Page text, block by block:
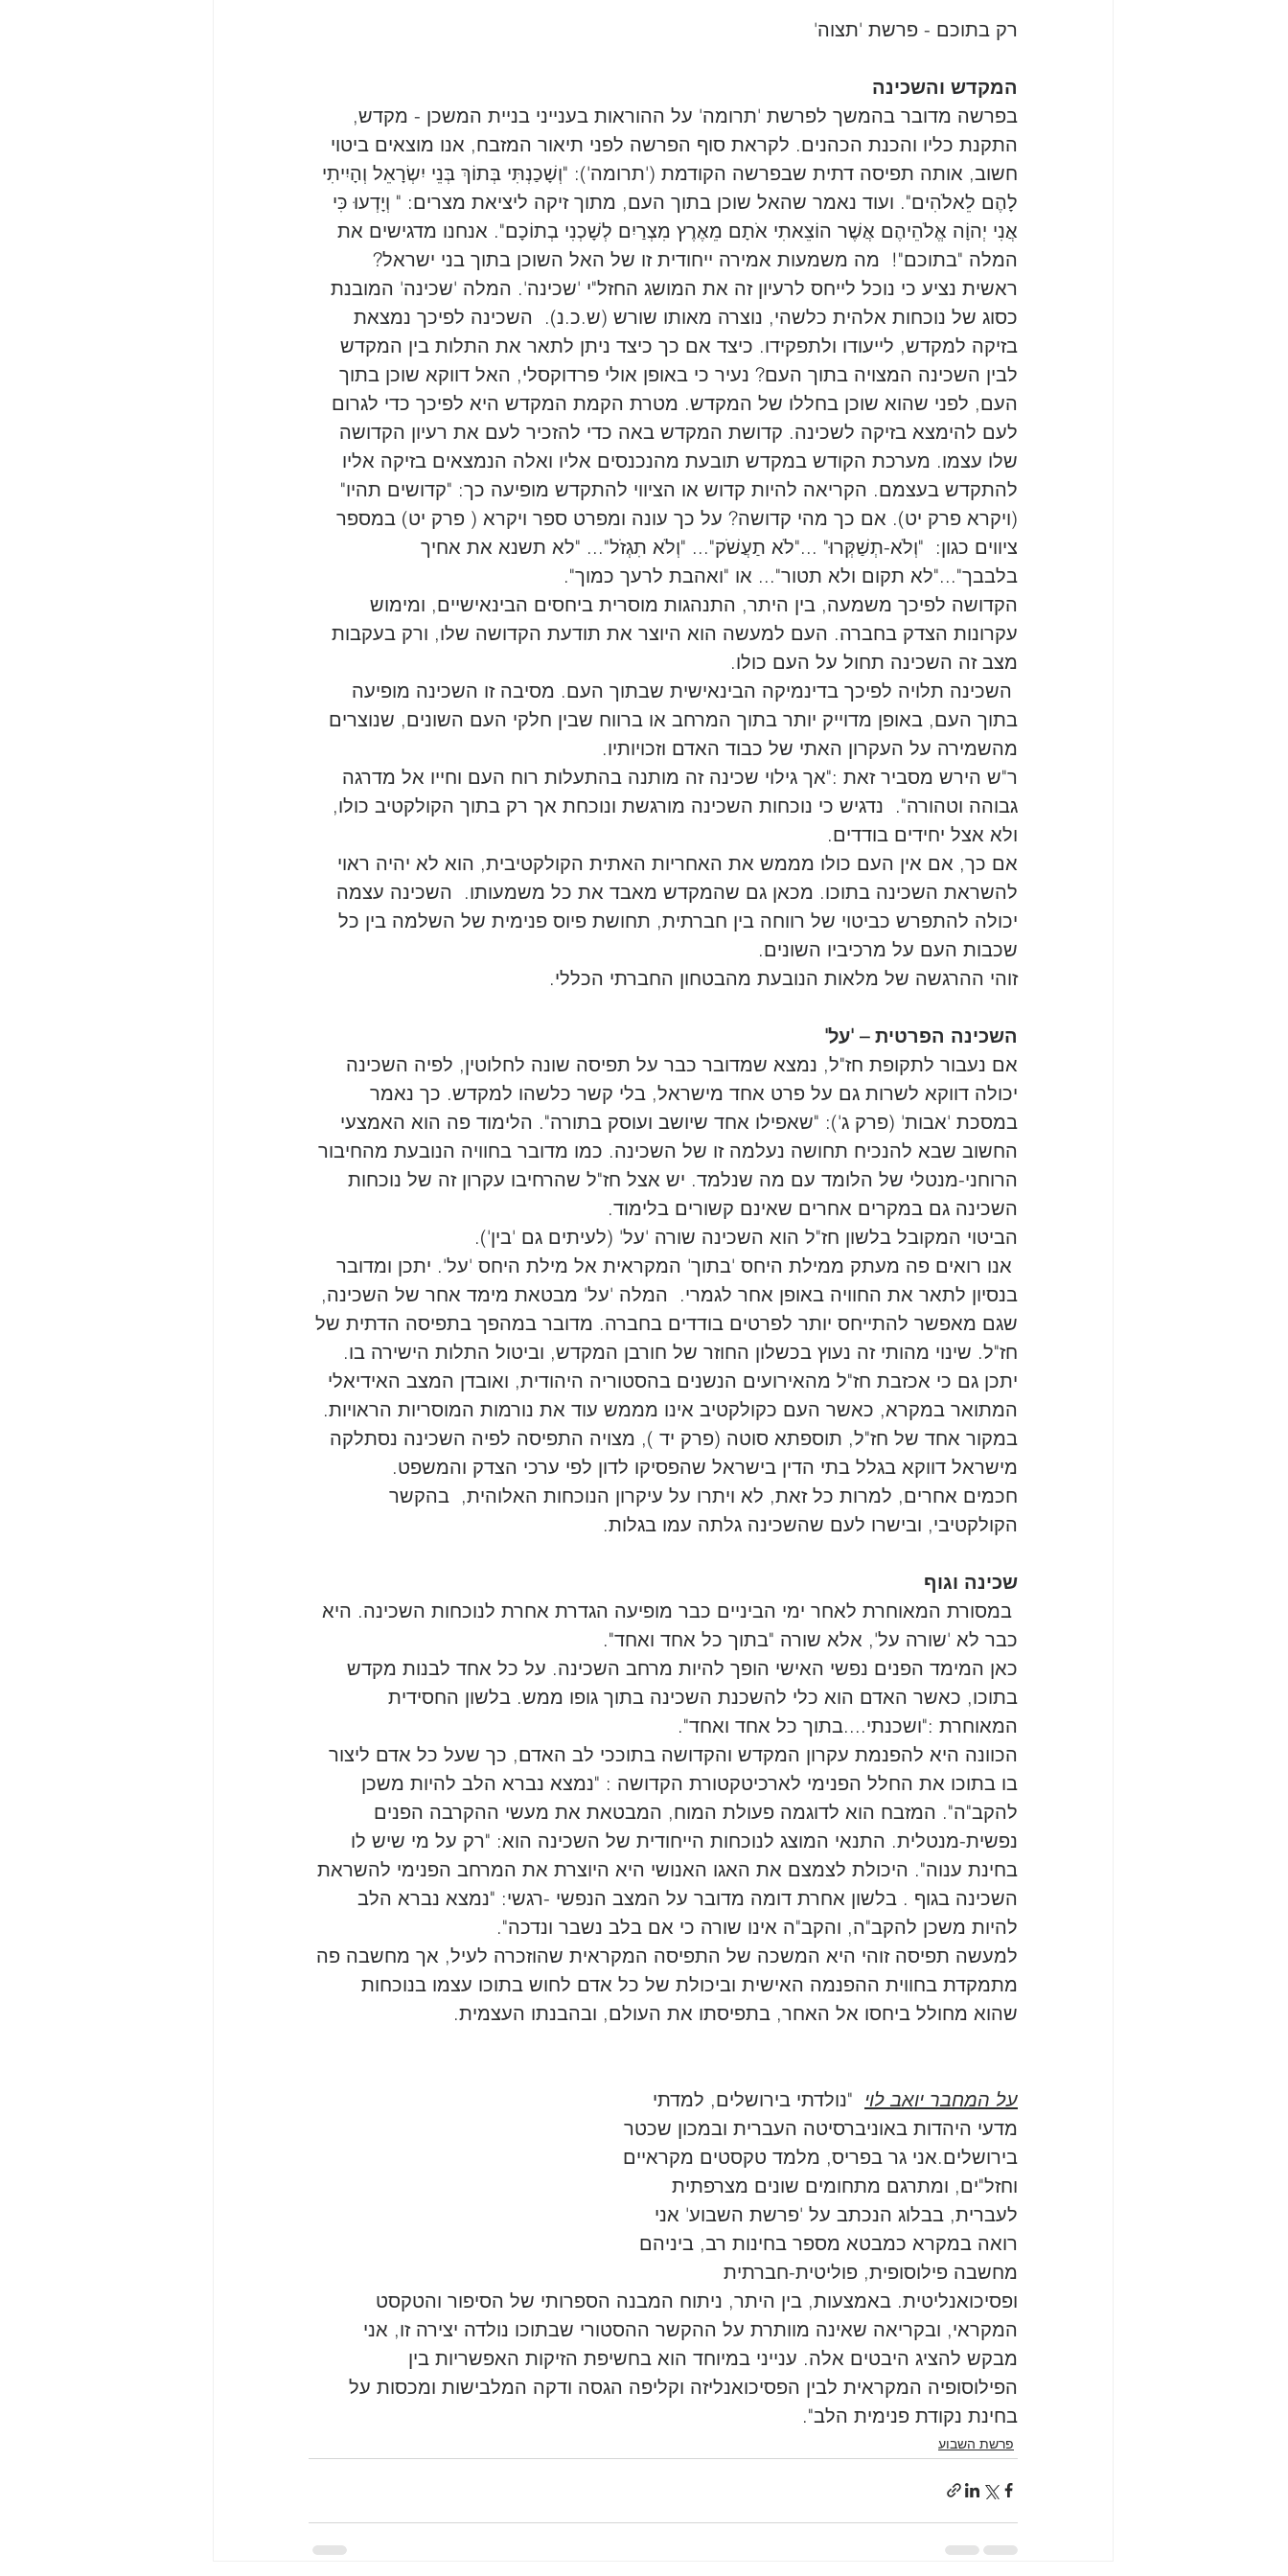
רק בתוכם - פרשת 'תצוה'
המקדש והשכינה
בפרשה מדובר בהמשך לפרשת 'תרומה' על ההוראות בענייני בניית המשכן - מקדש,
התקנת כליו והכנת הכהנים. לקראת סוף הפרשה לפני תיאור המזבח, אנו מוצאים ביטוי
חשוב, אותה תפיסה דתית שבפרשה הקודמת ('תרומה'): "וְשָׁכַנְתִּי בְּתוֹךְ בְּנֵי יִשְׂרָאֵל וְהָיִיתִי
לָהֶם לֵאלֹהִים". ועוד נאמר שהאל שוכן בתוך העם, מתוך זיקה ליציאת מצרים: " וְיָדְעוּ כִּי
אֲנִי יְהוָֹה אֱלֹהֵיהֶם אֲשֶׁר הוֹצֵאתִי אֹתָם מֵאֶרֶץ מִצְרַיִם לְשָׁכְנִי בְתוֹכָם". אנחנו מדגישים את
המלה "בתוכם"!  מה משמעות אמירה ייחודית זו של האל השוכן בתוך בני ישראל?
ראשית נציע כי נוכל לייחס לרעיון זה את המושג החזל"י 'שכינה'. המלה 'שכינה' המובנת
כסוג של נוכחות אלהית כלשהי, נוצרה מאותו שורש (ש.כ.נ).  השכינה לפיכך נמצאת
בזיקה למקדש, לייעודו ולתפקידו. כיצד אם כך כיצד ניתן לתאר את התלות בין המקדש
לבין השכינה המצויה בתוך העם? נעיר כי באופן אולי פרדוקסלי, האל דווקא שוכן בתוך
העם, לפני שהוא שוכן בחללו של המקדש. מטרת הקמת המקדש היא לפיכך כדי לגרום
לעם להימצא בזיקה לשכינה. קדושת המקדש באה כדי להזכיר לעם את רעיון הקדושה
שלו עצמו. מערכת הקודש במקדש תובעת מהנכנסים אליו ואלה הנמצאים בזיקה אליו
להתקדש בעצמם. הקריאה להיות קדוש או הציווי להתקדש מופיעה כך: "קדושים תהיו"
(ויקרא פרק יט). אם כך מהי קדושה? על כך עונה ומפרט ספר ויקרא ( פרק יט) במספר
ציווים כגון:  "וְלֹא-תְשַׁקְּרוּ" ..."לֹא תַעֲשֹׁק"... "וְלֹא תִגְזֹל"... "לא תשנא את אחיך
בלבבך"..."לא תקום ולא תטור"... או "ואהבת לרעך כמוך".
הקדושה לפיכך משמעה, בין היתר, התנהגות מוסרית ביחסים הבינאישיים, ומימוש
עקרונות הצדק בחברה. העם למעשה הוא היוצר את תודעת הקדושה שלו, ורק בעקבות
מצב זה השכינה תחול על העם כולו.
השכינה תלויה לפיכך בדינמיקה הבינאישית שבתוך העם. מסיבה זו השכינה מופיעה
בתוך העם, באופן מדוייק יותר בתוך המרחב או ברווח שבין חלקי העם השונים, שנוצרים
מהשמירה על העקרון האתי של כבוד האדם וזכויותיו.
ר"ש הירש מסביר זאת :"אך גילוי שכינה זה מותנה בהתעלות רוח העם וחייו אל מדרגה
גבוהה וטהורה".  נדגיש כי נוכחות השכינה מורגשת ונוכחת אך רק בתוך הקולקטיב כולו,
ולא אצל יחידים בודדים.
אם כך, אם אין העם כולו מממש את האחריות האתית הקולקטיבית, הוא לא יהיה ראוי
להשראת השכינה בתוכו. מכאן גם שהמקדש מאבד את כל משמעותו.  השכינה עצמה
יכולה להתפרש כביטוי של רווחה בין חברתית, תחושת פיוס פנימית של השלמה בין כל
שכבות העם על מרכיביו השונים.
זוהי ההרגשה של מלאות הנובעת מהבטחון החברתי הכללי.
השכינה הפרטית – 'על'
אם נעבור לתקופת חז"ל, נמצא שמדובר כבר על תפיסה שונה לחלוטין, לפיה השכינה
יכולה דווקא לשרות גם על פרט אחד מישראל, בלי קשר כלשהו למקדש. כך נאמר
במסכת 'אבות' (פרק ג'): "שאפילו אחד שיושב ועוסק בתורה". הלימוד פה הוא האמצעי
החשוב שבא להנכיח תחושה נעלמה זו של השכינה. כמו מדובר בחוויה הנובעת מהחיבור
הרוחני-מנטלי של הלומד עם מה שנלמד. יש אצל חז"ל שהרחיבו עקרון זה של נוכחות
השכינה גם במקרים אחרים שאינם קשורים בלימוד.
הביטוי המקובל בלשון חז"ל הוא השכינה שורה 'על' (לעיתים גם 'בין').
אנו רואים פה מעתק ממילת היחס 'בתוך' המקראית אל מילת היחס 'על'. יתכן ומדובר
בנסיון לתאר את החוויה באופן אחר לגמרי.  המלה 'על' מבטאת מימד אחר של השכינה,
שגם מאפשר להתייחס יותר לפרטים בודדים בחברה. מדובר במהפך בתפיסה הדתית של
חז"ל. שינוי מהותי זה נעוץ בכשלון החוזר של חורבן המקדש, וביטול התלות הישירה בו.
יתכן גם כי אכזבת חז"ל מהאירועים הנשנים בהסטוריה היהודית, ואובדן המצב האידיאלי
המתואר במקרא, כאשר העם כקולקטיב אינו מממש עוד את נורמות המוסריות הראויות.
במקור אחד של חז"ל, תוספתא סוטה (פרק יד ), מצויה התפיסה לפיה השכינה נסתלקה
מישראל דווקא בגלל בתי הדין בישראל שהפסיקו לדון לפי ערכי הצדק והמשפט.
חכמים אחרים, למרות כל זאת, לא ויתרו על עיקרון הנוכחות האלוהית,  בהקשר
הקולקטיבי, ובישרו לעם שהשכינה גלתה עמו בגלות.
שכינה וגוף
במסורת המאוחרת לאחר ימי הביניים כבר מופיעה הגדרת אחרת לנוכחות השכינה. היא
כבר לא 'שורה על', אלא שורה "בתוך כל אחד ואחד".
כאן המימד הפנים נפשי האישי הופך להיות מרחב השכינה. על כל אחד לבנות מקדש
בתוכו, כאשר האדם הוא כלי להשכנת השכינה בתוך גופו ממש. בלשון החסידית
המאוחרת :"ושכנתי....בתוך כל אחד ואחד".
הכוונה היא להפנמת עקרון המקדש והקדושה בתוככי לב האדם, כך שעל כל אדם ליצור
בו בתוכו את החלל הפנימי לארכיטקטורת הקדושה : "נמצא נברא הלב להיות משכן
להקב"ה". המזבח הוא לדוגמה פעולת המוח, המבטאת את מעשי ההקרבה הפנים
נפשית-מנטלית. התנאי המוצג לנוכחות הייחודית של השכינה הוא: "רק על מי שיש לו
בחינת ענוה". היכולת לצמצם את האגו האנושי היא היוצרת את המרחב הפנימי להשראת
השכינה בגוף . בלשון אחרת דומה מדובר על המצב הנפשי -רגשי: "נמצא נברא הלב
להיות משכן להקב"ה, והקב"ה אינו שורה כי אם בלב נשבר ונדכה".
למעשה תפיסה זוהי היא המשכה של התפיסה המקראית שהוזכרה לעיל, אך מחשבה פה
מתמקדת בחווית ההפנמה האישית וביכולת של כל אדם לחוש בתוכו עצמו בנוכחות
שהוא מחולל ביחסו אל האחר, בתפיסתו את העולם, ובהבנתו העצמית.
על המחבר יואב לוי "נולדתי בירושלים, למדתי
מדעי היהדות באוניברסיטה העברית ובמכון שכטר
בירושלים.אני גר בפריס, מלמד טקסטים מקראיים
וחזל"ים, ומתרגם מתחומים שונים מצרפתית
לעברית, בבלוג הנכתב על 'פרשת השבוע' אני
רואה במקרא כמבטא מספר בחינות רב, ביניהם
מחשבה פילוסופית, פוליטית-חברתית
ופסיכואנליטית. באמצעות, בין היתר, ניתוח המבנה הספרותי של הסיפור והטקסט
המקראי, ובקריאה שאינה מוותרת על ההקשר ההסטורי שבתוכו נולדה יצירה זו, אני
מבקש להציג היבטים אלה. ענייני במיוחד הוא בחשיפת הזיקות האפשריות בין
הפילוסופיה המקראית לבין הפסיכואנליזה וקליפה הגסה ודקה המלבישות ומכסות על
בחינת נקודת פנימית הלב".
פרשת השבוע